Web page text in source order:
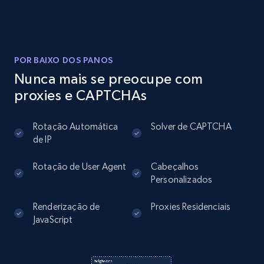
comments, Date posted, Likes, Photos, and
Instagram - Posts - Collects posts from a
specific URLs by using profile URL
comments, Date posted, Likes, Photos, and
more.
POR BAIXO DOS PANOS
Nunca mais se preocupe com
proxies e CAPTCHAs
Rotação Automática
de IP
Solver de CAPTCHA
Rotação de User Agent
Cabeçalhos
Personalizados
Renderização de
JavaScript
Proxies Residenciais